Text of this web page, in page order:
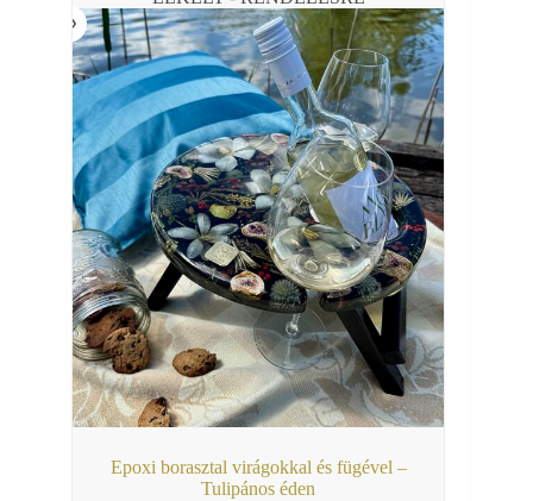
Epoxi borasztal virágokkal és fügével –
Tulipános éden